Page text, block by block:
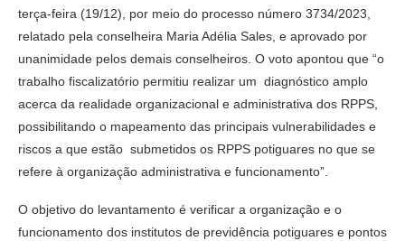
terça-feira (19/12), por meio do processo número 3734/2023,
relatado pela conselheira Maria Adélia Sales, e aprovado por
unanimidade pelos demais conselheiros. O voto apontou que “o
trabalho fiscalizatório permitiu realizar um diagnóstico amplo
acerca da realidade organizacional e administrativa dos RPPS,
possibilitando o mapeamento das principais vulnerabilidades e
riscos a que estão submetidos os RPPS potiguares no que se
refere à organização administrativa e funcionamento”.
O objetivo do levantamento é verificar a organização e o
funcionamento dos institutos de previdência potiguares e pontos